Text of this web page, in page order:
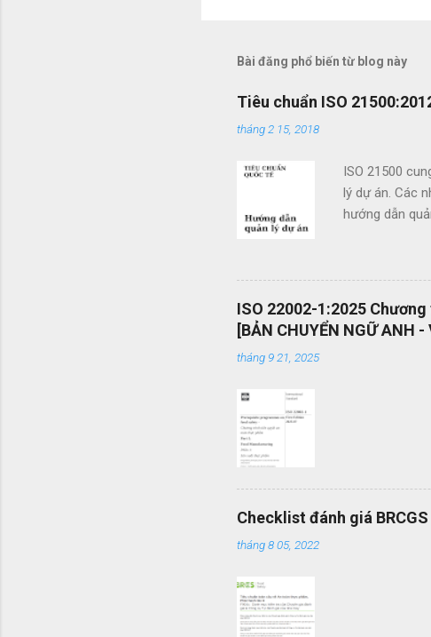
n
é
t
Bài đăng phổ biến từ blog này
Tiêu chuẩn ISO
tháng 2 15, 2018
ISO 21500
lý dự án. Các
hướng dẫn
các tổ chức
việc sử dụng
án và khả
mang tính phổ
được vận
ISO 22002-1:2025
[BẢN CHUYỂN NGỮ ANH -
tháng 9 21, 2025
Checklist đánh giá
tháng 8 05, 2022